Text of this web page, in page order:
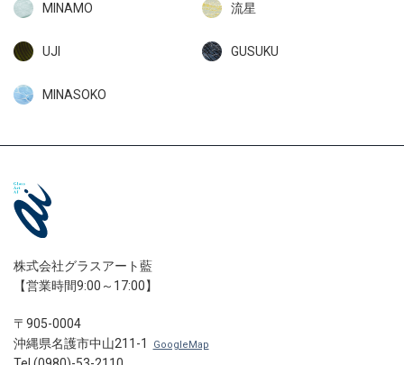
MINAMO 流星
UJI GUSUKU
MINASOKO
株式会社グラスアート藍
【営業時間9:00～17:00】
〒905-0004
沖縄県名護市中山211-1
GoogleMap